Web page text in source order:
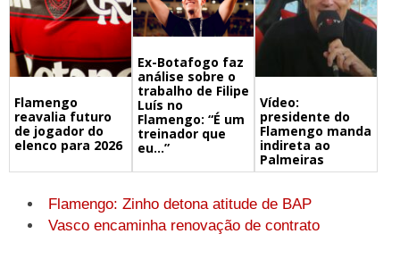
Flamengo
reavalia futuro
de jogador do
elenco para 2026
Ex-Botafogo faz
análise sobre o
trabalho de Filipe
Luís no
Flamengo: “É um
treinador que
eu…”
Vídeo:
presidente do
Flamengo manda
indireta ao
Palmeiras
Flamengo: Zinho detona atitude de BAP
Vasco encaminha renovação de contrato